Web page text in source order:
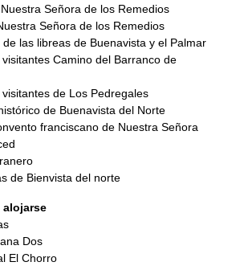
Señora de los Remedios
Señora de los Remedios
de las libreas de Buenavista y el Palmar
Camino del Barranco de
de Los Pedregales
de Buenavista del Norte
franciscano de Nuestra Señora
de Bienvista del norte
alojarse
Dos
El Chorro